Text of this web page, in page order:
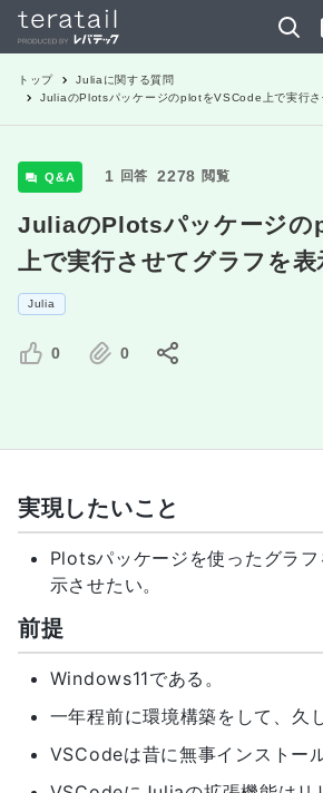
トップ Julia に関する質問
JuliaのPlotsパッケージのplotをVSCode上で実行さ
Q&A 1 回答 2278 閲覧
JuliaのPlotsパッケージの
上で実行させてグラフを表
Julia
0 0
実現したいこと
Plotsパッケージを使ったグラ
示させたい。
前提
Windows11である。
一年程前に環境構築をして、久
VSCodeは昔に無事インストー